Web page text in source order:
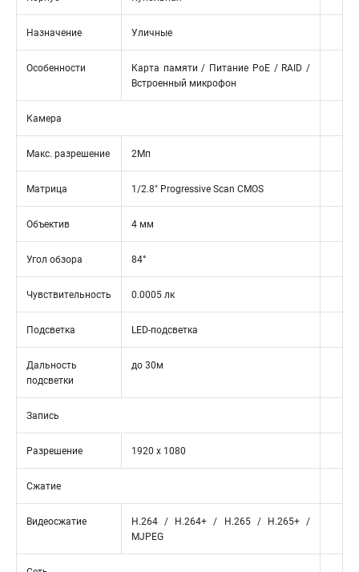
Назначение Уличные
Особенности
Карта памяти / Питание PoE / RAID /
Встроенный микрофон
Камера
Макс. разрешение 2Мп
Матрица 1/2.8" Progressive Scan CMOS
Объектив 4 мм
Угол обзора 84°
Чувствительность 0.0005 лк
Подсветка LED-подсветка
Дальность
подсветки
до 30м
Запись
Разрешение 1920 х 1080
Сжатие
Видеосжатие
Н.264 / Н.264+ / Н.265 / Н.265+ /
MJPEG